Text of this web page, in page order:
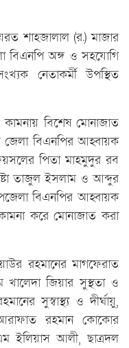
শাহজালাল (র.) মাজার
বিএনপি অঙ্গ ও সহযোগি
নেতাকর্মী উপস্থিত
বিশেষ মোনাজাত
জেলা বিএনপির আহ্বায়ক
পিতা মাহমুদুর রব
তাজুল ইসলাম ও আব্দুর
বিএনপির আহ্বায়ক
করে মোনাজাত করা
রহমানের মাগফেরাত
খালেদা জিয়ার সুস্থতা ও
সুস্বাস্থ্য ও দীর্ঘায়ু,
রহমান কোকোর
ইলিয়াস আলী, ছাত্রদল